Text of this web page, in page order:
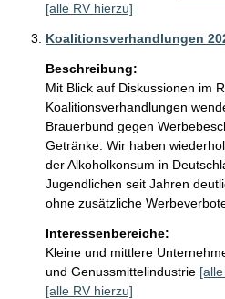
[alle RV hierzu]
Koalitionsverhandlungen
Beschreibung:
Mit Blick auf Diskussionen im
Koalitionsverhandlungen
Brauerbund gegen
Getränke. Wir haben
der Alkoholkonsum in
Jugendlichen seit Jahren
ohne zusätzliche
Interessenbereiche:
Kleine und mittlere
und Genussmittelindustrie
[alle RV hierzu]